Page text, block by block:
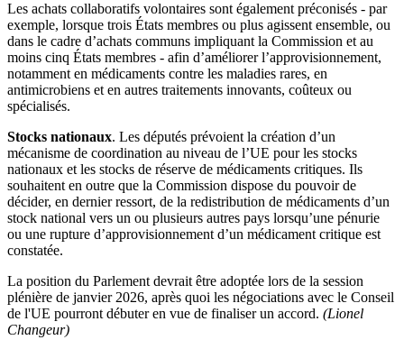
Les achats collaboratifs volontaires sont également préconisés - par
exemple, lorsque trois États membres ou plus agissent ensemble, ou
dans le cadre d’achats communs impliquant la Commission et au
moins cinq États membres - afin d’améliorer l’approvisionnement,
notamment en médicaments contre les maladies rares, en
antimicrobiens et en autres traitements innovants, coûteux ou
spécialisés.
Stocks nationaux. Les députés prévoient la création d’un
mécanisme de coordination au niveau de l’UE pour les stocks
nationaux et les stocks de réserve de médicaments critiques. Ils
souhaitent en outre que la Commission dispose du pouvoir de
décider, en dernier ressort, de la redistribution de médicaments d’un
stock national vers un ou plusieurs autres pays lorsqu’une pénurie
ou une rupture d’approvisionnement d’un médicament critique est
constatée.
La position du Parlement devrait être adoptée lors de la session
plénière de janvier 2026, après quoi les négociations avec le Conseil
de l'UE pourront débuter en vue de finaliser un accord. (Lionel
Changeur)